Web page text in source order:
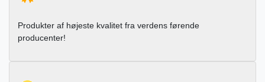
Produkter af højeste kvalitet fra verdens førende
producenter!